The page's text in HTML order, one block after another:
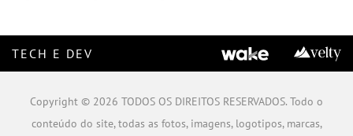
TECH E DEV
Copyright © 2026 TODOS OS DIREITOS RESERVADOS. Todo o
conteúdo do site, todas as fotos, imagens, logotipos, marcas,